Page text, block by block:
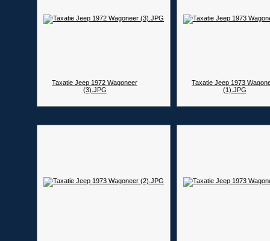
Taxatie Jeep 1972 Wagoneer
(3).JPG
Taxatie Jeep 1973
(1).JPG